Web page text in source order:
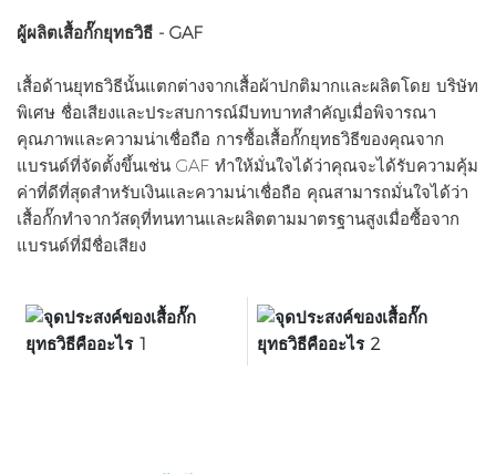
ผู้ผลิตเสื้อกั๊กยุทธวิธี - GAF
เสื้อด้านยุทธวิธีนั้นแตกต่างจากเสื้อผ้าปกติมากและผลิตโดย บริษัท
พิเศษ ชื่อเสียงและประสบการณ์มีบทบาทสำคัญเมื่อพิจารณา
คุณภาพและความน่าเชื่อถือ การซื้อเสื้อกั๊กยุทธวิธีของคุณจาก
แบรนด์ที่จัดตั้งขึ้นเช่น GAF ทำให้มั่นใจได้ว่าคุณจะได้รับความคุ้ม
ค่าที่ดีที่สุดสำหรับเงินและความน่าเชื่อถือ คุณสามารถมั่นใจได้ว่า
เสื้อกั๊กทำจากวัสดุที่ทนทานและผลิตตามมาตรฐานสูงเมื่อซื้อจาก
แบรนด์ที่มีชื่อเสียง